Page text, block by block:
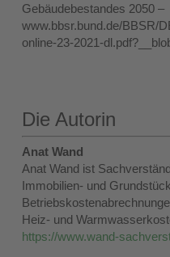
Gebäudebestandes 2050 –
www.bbsr.bund.de/BBSR/
online-23-2021-
Die Autorin
Anat Wand
Anat Wand ist
Immobilien- und
Heiz- und
https://www.wand-